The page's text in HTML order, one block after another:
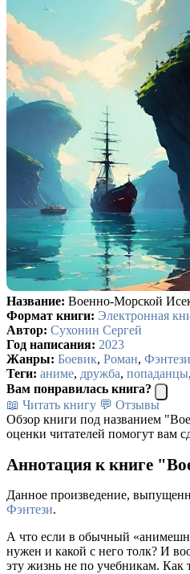
Название: Военно-Морской
Формат книги: Электронная
Автор: Сухонин Сергей
Год написания: 2023
Жанры: Боевик, Роман, Фэнтези
Теги: аниме, дружба, попаданцы,
Вам понравилась книга?
📖 Читать книгу 💬 Отзывы
Обзор книги под названием
оценки читателей помогут вам
Аннотация к книге
Данное произведение,
Фэнтези.
А что если в обычный
нужен и какой с него толк? И
эту жизнь не по учебникам. Как